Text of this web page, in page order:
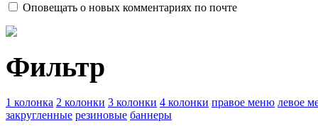
Оповещать о новых комментариях по почте
Фильтр
1 колонка 2 колонки 3 колонки 4 колонки правое меню левое
закругленные резиновые баннеры